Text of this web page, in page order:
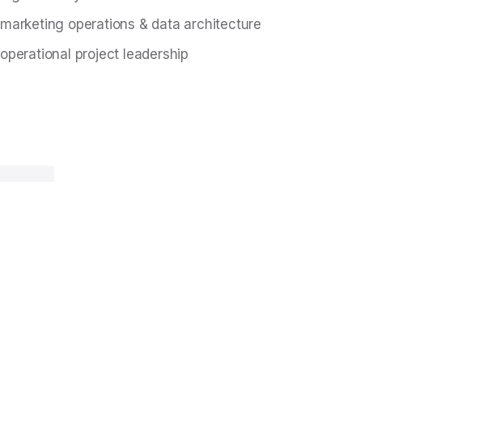
marketing operations & data architecture
operational project leadership